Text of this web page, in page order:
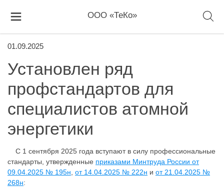
ООО «ТеКо»
01.09.2025
Установлен ряд
профстандартов для
специалистов атомной
энергетики
С 1 сентября 2025 года вступают в силу профессиональные
стандарты, утвержденные приказами Минтруда России от
09.04.2025 № 195н от 14.04.2025 № 222н и от 21.04.2025 №
268н: